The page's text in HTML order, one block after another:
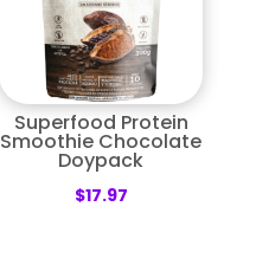
Superfood Protein
Smoothie Chocolate
Doypack
$17.97